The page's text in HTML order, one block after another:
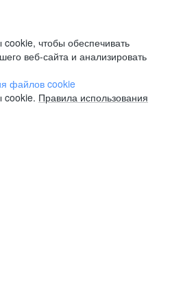
чтобы обеспечивать
веб-сайта и анализировать
файлов cookie
Правила использования